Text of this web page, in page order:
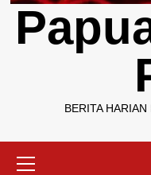
BERITA HARIAN
Menu